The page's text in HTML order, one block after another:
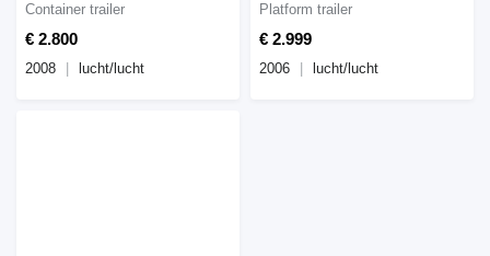
€ 2.800
Container trailer
2008 lucht/lucht
€ 2.999
Platform trailer
2006 lucht/lucht